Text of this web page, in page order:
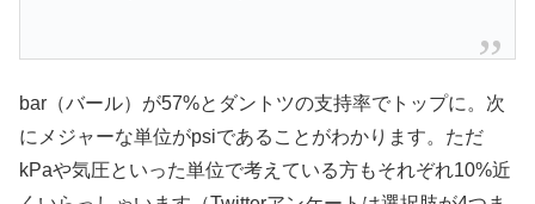
bar（バール）が57%とダントツの支持率でトップに。次
にメジャーな単位がpsiであることがわかります。ただ
kPaや気圧といった単位で考えている方もそれぞれ10%近